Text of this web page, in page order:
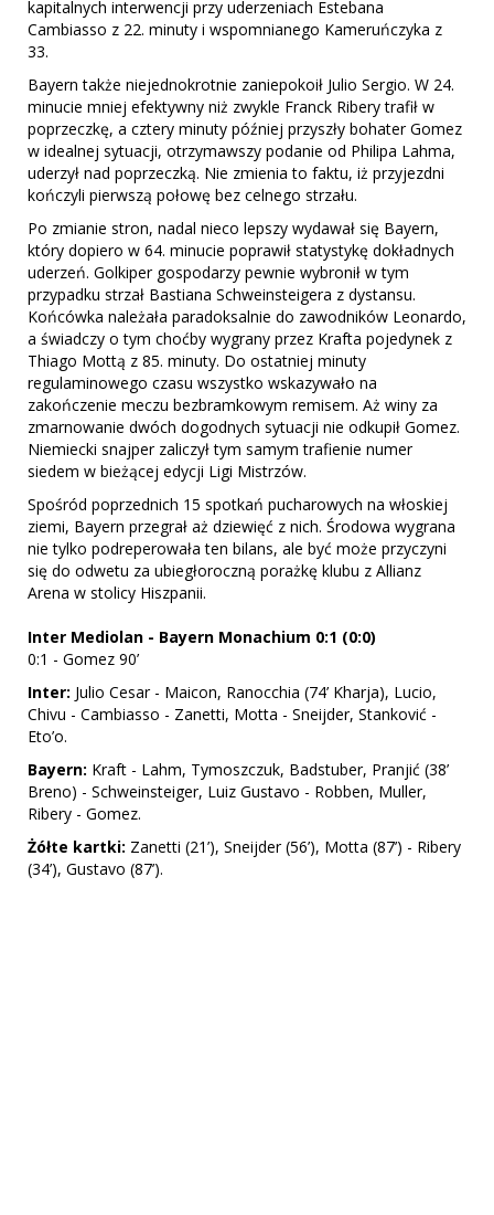
kapitalnych interwencji przy uderzeniach Estebana
Cambiasso z 22. minuty i wspomnianego Kameruńczyka z
33.
Bayern także niejednokrotnie zaniepokoił Julio Sergio. W 24.
minucie mniej efektywny niż zwykle Franck Ribery trafił w
poprzeczkę, a cztery minuty później przyszły bohater Gomez
w idealnej sytuacji, otrzymawszy podanie od Philipa Lahma,
uderzył nad poprzeczką. Nie zmienia to faktu, iż przyjezdni
kończyli pierwszą połowę bez celnego strzału.
Po zmianie stron, nadal nieco lepszy wydawał się Bayern,
który dopiero w 64. minucie poprawił statystykę dokładnych
uderzeń. Golkiper gospodarzy pewnie wybronił w tym
przypadku strzał Bastiana Schweinsteigera z dystansu.
Końcówka należała paradoksalnie do zawodników Leonardo,
a świadczy o tym choćby wygrany przez Krafta pojedynek z
Thiago Mottą z 85. minuty. Do ostatniej minuty
regulaminowego czasu wszystko wskazywało na
zakończenie meczu bezbramkowym remisem. Aż winy za
zmarnowanie dwóch dogodnych sytuacji nie odkupił Gomez.
Niemiecki snajper zaliczył tym samym trafienie numer
siedem w bieżącej edycji Ligi Mistrzów.
Spośród poprzednich 15 spotkań pucharowych na włoskiej
ziemi, Bayern przegrał aż dziewięć z nich. Środowa wygrana
nie tylko podreperowała ten bilans, ale być może przyczyni
się do odwetu za ubiegłoroczną porażkę klubu z Allianz
Arena w stolicy Hiszpanii.
Inter Mediolan - Bayern Monachium 0:1 (0:0)
0:1 - Gomez 90’
Inter: Julio Cesar - Maicon, Ranocchia (74’ Kharja), Lucio,
Chivu - Cambiasso - Zanetti, Motta - Sneijder, Stanković -
Eto’o.
Bayern: Kraft - Lahm, Tymoszczuk, Badstuber, Pranjić (38’
Breno) - Schweinsteiger, Luiz Gustavo - Robben, Muller,
Ribery - Gomez.
Żółte kartki: Zanetti (21’), Sneijder (56’), Motta (87’) - Ribery
(34’), Gustavo (87’).